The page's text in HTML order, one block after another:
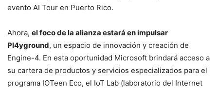
evento AI Tour en Puerto Rico.
Ahora, el foco de la alianza estará en impulsar
Pl4yground, un espacio de innovación y creación de
Engine-4. En esta oportunidad Microsoft brindará acceso a
su cartera de productos y servicios especializados para el
programa IOTeen Eco, el IoT Lab (laboratorio del Internet